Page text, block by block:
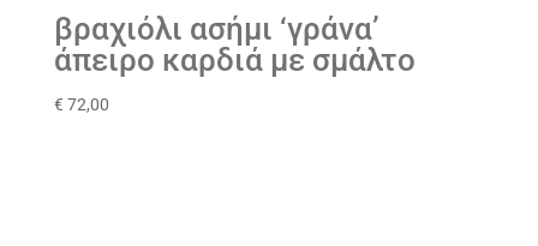
βραχιόλι ασήμι ‘γράνα’
άπειρο καρδιά με σμάλτο
€ 72,00